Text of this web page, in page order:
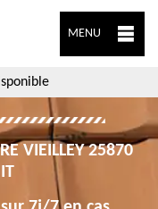
MENU
VIEILLEY 25870